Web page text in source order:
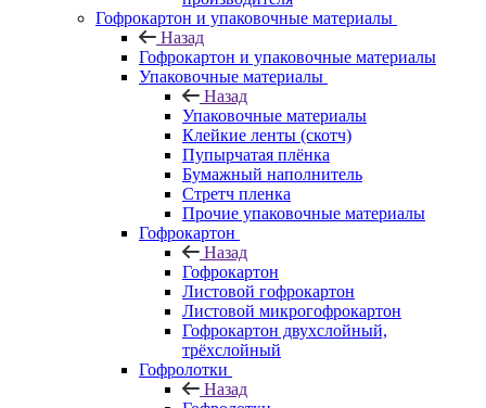
Гофрокартон и упаковочные материалы
Назад
Гофрокартон и упаковочные материалы
Упаковочные материалы
Назад
Упаковочные материалы
Клейкие ленты (скотч)
Пупырчатая плёнка
Бумажный наполнитель
Стретч пленка
Прочие упаковочные материалы
Гофрокартон
Назад
Гофрокартон
Листовой гофрокартон
Листовой микрогофрокартон
Гофрокартон двухслойный,
трёхслойный
Гофролотки
Назад